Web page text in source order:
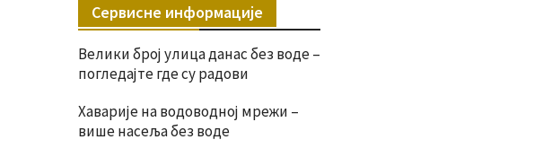
Сервисне информације
Велики број улица данас без воде –
погледајте где су радови
Хаварије на водоводној мрежи –
више насеља без воде